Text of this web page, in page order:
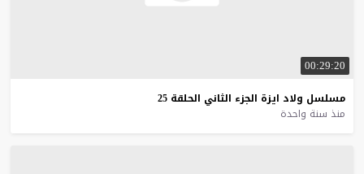
00:29:20
مسلسل ولاد ايزة الجزء الثاني الحلقة 25
منذ سنة واحدة